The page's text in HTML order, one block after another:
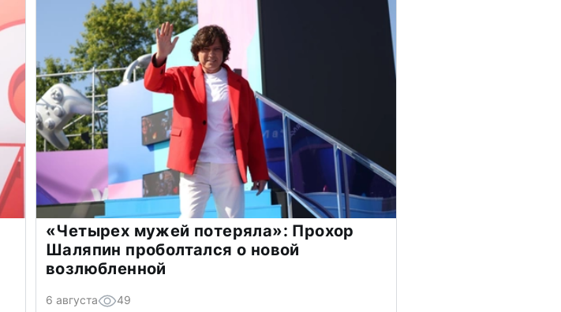
«Четырех мужей потеряла»: Прохор
Шаляпин проболтался о новой
возлюбленной
6 августа 49